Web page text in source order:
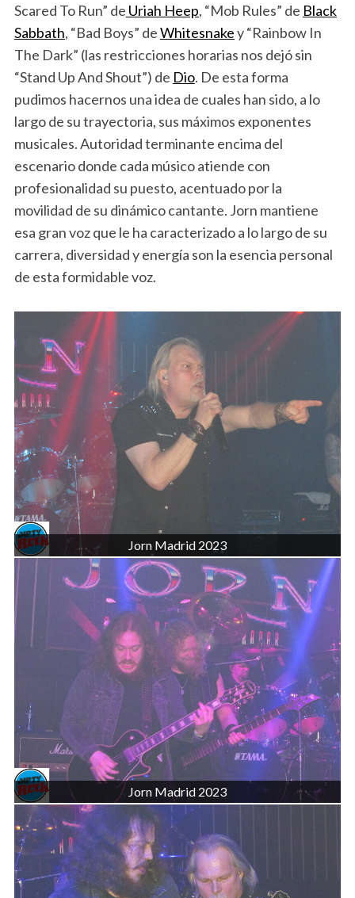
Scared To Run” de Uriah Heep, “Mob Rules” de Black
Sabbath, “Bad Boys” deWhitesnakey “Rainbow In
The Dark” (las restricciones horarias nos dejó sin
“Stand Up And Shout”) de Dio. De esta forma
pudimos hacernos una idea de cuales han sido, a lo
largo de su trayectoria, sus máximos exponentes
musicales. Autoridad terminante encima del
escenario donde cada músico atiende con
profesionalidad su puesto, acentuado por la
movilidad de su dinámico cantante. Jorn mantiene
esa gran voz que le ha caracterizado a lo largo de su
carrera, diversidad y energía son la esencia personal
de esta formidable voz.
Jorn Madrid 2023
Jorn Madrid 2023